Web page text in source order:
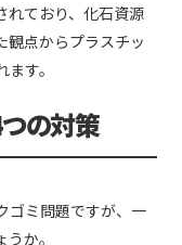
れており、化石資源
観点からプラスチッ
す。
の対策
ゴミ問題ですが、一
か。